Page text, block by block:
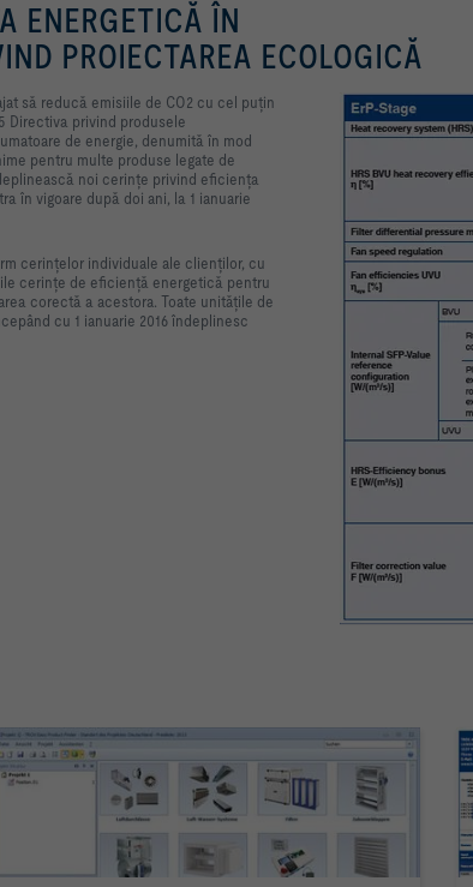
ENERGETICĂ ÎN
PROIECTAREA ECOLOGICĂ
să reducă emisiile de CO2 cu cel puțin
Directiva privind produsele
de energie, denumită în mod
pentru multe produse legate de
noi cerințe privind eficiența
în vigoare după doi ani, la 1 ianuarie
cerințelor individuale ale clienților, cu
cerințe de eficiență energetică pentru
corectă a acestora. Toate unitățile de
cu 1 ianuarie 2016 îndeplinesc